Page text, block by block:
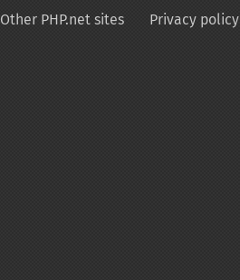
Other PHP.net sites Privacy policy